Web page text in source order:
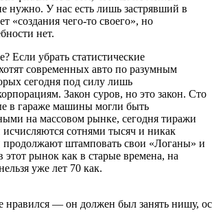
нужно. У нас есть лишь застрявший в
«создания чего-то своего», но
нет.
Если убрать статистические
современных авто по разумным
сегодня под силу лишь
Закон суров, но это закон. Сто
в гараже машины могли быть
на массовом рынке, сегодня тиражи
сотнями тысяч и никак
продолжают штамповать свои «Логаны» и
этот рынок как в старые времена, на
уже лет 70 как.
— он должен был занять нишу,